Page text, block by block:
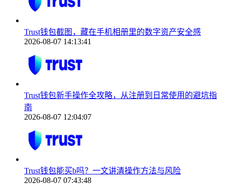
Trust钱包截图，藏在手机相册里的数字资产安全感
2026-08-07 14:13:41
Trust钱包新手操作全攻略，从注册到日常使用的避坑指
南
2026-08-07 12:04:07
Trust钱包能买b吗？一文讲清操作方法与风险
2026-08-07 07:43:48